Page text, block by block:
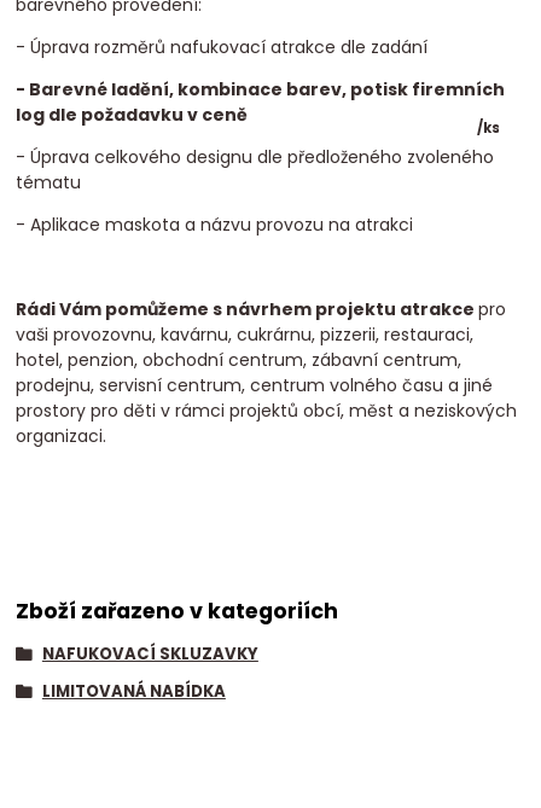
/ks
barevného provedení:
- Úprava rozměrů nafukovací atrakce dle zadání
- Barevné ladění, kombinace barev, potisk firemních
log dle požadavku v ceně
- Úprava celkového designu dle předloženého zvoleného
tématu
- Aplikace maskota a názvu provozu na atrakci
Rádi Vám pomůžeme s návrhem projektu atrakcepro
vaši provozovnu, kavárnu, cukrárnu, pizzerii, restauraci,
hotel, penzion, obchodní centrum, zábavní centrum,
prodejnu, servisní centrum, centrum volného času a jiné
prostory pro děti v rámci projektů obcí, měst a neziskových
organizaci.
Zboží zařazeno v kategoriích
NAFUKOVACÍ SKLUZAVKY
LIMITOVANÁ NABÍDKA